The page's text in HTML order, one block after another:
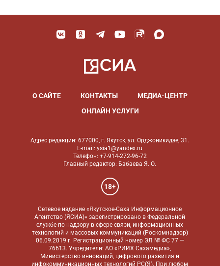
О САЙТЕ КОНТАКТЫ
МЕДИА-ЦЕНТР
ОНЛАЙН УСЛУГИ
Адрес редакции: 677000, г. Якутск, ул. Орджоникидзе, 31.
E-mail: ysia1@yandex.ru
Телефон: +7-914-272-96-72
Главный редактор: Бабаева Я. О.
18+
Сетевое издание «Якутское-Саха Информационное
Агентство (ЯСИА)» зарегистрировано в Федеральной
службе по надзору в сфере связи, информационных
технологий и массовых коммуникаций (Роскомнадзор)
06.09.2019 г. Регистрационный номер ЭЛ № ФС 77 —
76613. Учредители: АО «РИИХ Сахамедиа»,
Министерство инноваций, цифрового развития и
инфокоммуникационных технологий РС(Я). При любом